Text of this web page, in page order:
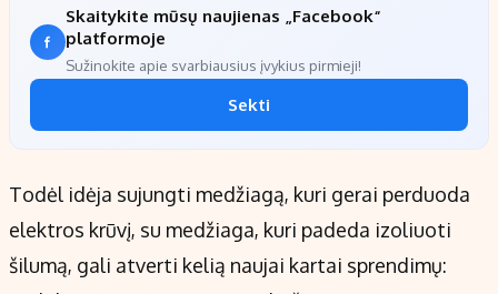
Skaitykite mūsų naujienas „Facebook“
platformoje
Sužinokite apie svarbiausius įvykius pirmieji!
Sekti
Todėl idėja sujungti medžiagą, kuri gerai perduoda
elektros krūvį, su medžiaga, kuri padeda izoliuoti
šilumą, gali atverti kelią naujai kartai sprendimų: